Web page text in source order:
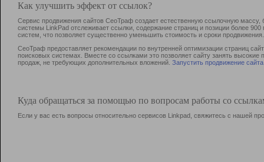
Как улучшить эффект от ссылок?
Сервис продвижения сайтов СеоТраф создает естественную ссылочную
системы LinkPad отслеживает ссылки, содержание страниц и позиции более
систем, что позволяет существенно уменьшить стоимость и сроки продвижения.
СеоТраф предоставляет рекомендации по внутренней оптимизации страниц
поисковых системах. Вместе со ссылками это позволяет сайту занять
продаж, не требующих дополнительных вложений. Запустить продвижение сайта
Куда обращаться за помощью по вопросам работы со
Если у вас есть вопросы относительно сервисов Linkpad, свяжитесь с нашей